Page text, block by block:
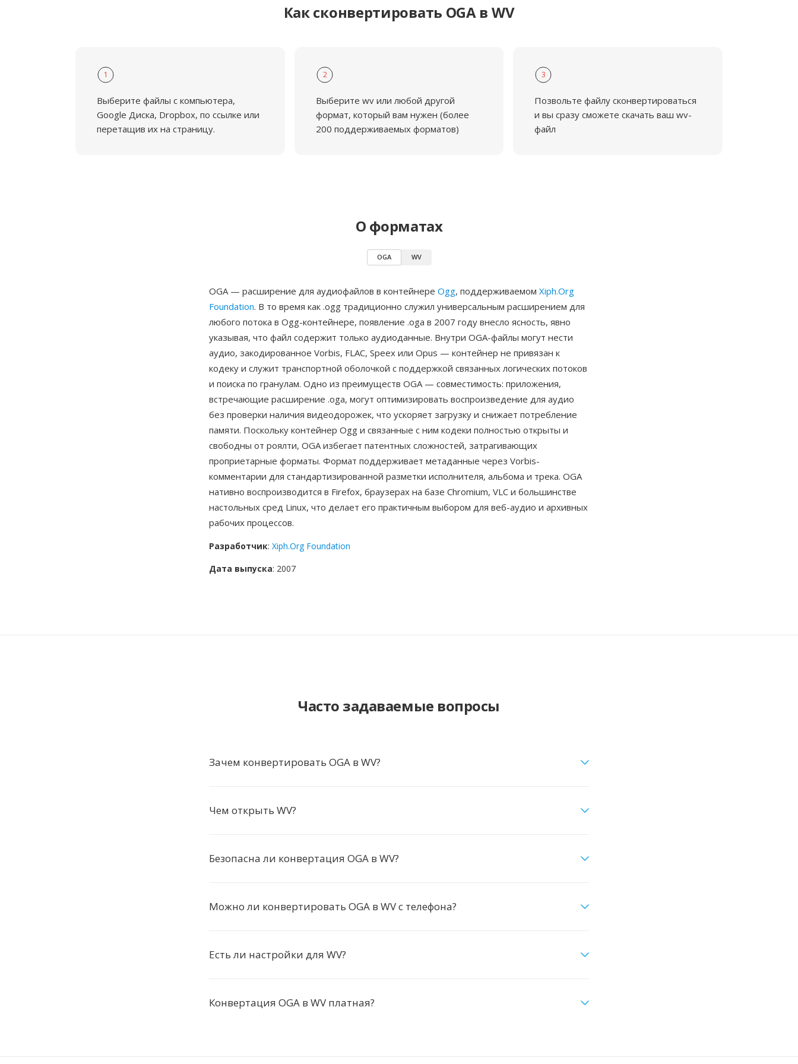
Как сконвертировать OGA в WV
1
Выберите файлы с компьютера,
Google Диска, Dropbox, по ссылке или
перетащив их на страницу.
2
Выберите wv или любой другой
формат, который вам нужен (более
200 поддерживаемых форматов)
3
Позвольте файлу сконвертироваться
и вы сразу сможете скачать ваш wv-
файл
О форматах
OGA WV
OGA — расширение для аудиофайлов в контейнере Ogg, поддерживаемом Xiph.Org
Foundation. В то время как .ogg традиционно служил универсальным расширением для
любого потока в Ogg-контейнере, появление .oga в 2007 году внесло ясность, явно
указывая, что файл содержит только аудиоданные. Внутри OGA-файлы могут нести
аудио, закодированное Vorbis, FLAC, Speex или Opus — контейнер не привязан к
кодеку и служит транспортной оболочкой с поддержкой связанных логических потоков
и поиска по гранулам. Одно из преимуществ OGA — совместимость: приложения,
встречающие расширение .oga, могут оптимизировать воспроизведение для аудио
без проверки наличия видеодорожек, что ускоряет загрузку и снижает потребление
памяти. Поскольку контейнер Ogg и связанные с ним кодеки полностью открыты и
свободны от роялти, OGA избегает патентных сложностей, затрагивающих
проприетарные форматы. Формат поддерживает метаданные через Vorbis-
комментарии для стандартизированной разметки исполнителя, альбома и трека. OGA
нативно воспроизводится в Firefox, браузерах на базе Chromium, VLC и большинстве
настольных сред Linux, что делает его практичным выбором для веб-аудио и архивных
рабочих процессов.
Разработчик: Xiph.Org Foundation
Дата выпуска: 2007
Часто задаваемые вопросы
Зачем конвертировать OGA в WV?
Чем открыть WV?
Безопасна ли конвертация OGA в WV?
Можно ли конвертировать OGA в WV с телефона?
Есть ли настройки для WV?
Конвертация OGA в WV платная?